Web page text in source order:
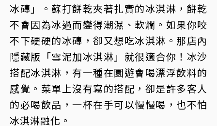
冰磚」。蘇打餅乾夾著扎實的冰淇淋，餅乾
不會因為冰過而變得潮濕、軟爛。如果你咬
不下硬硬的冰磚，卻又想吃冰淇淋。那店內
隱藏版「雪泥加冰淇淋」就很適合你！冰沙
搭配冰淇淋，有一種在園遊會喝漂浮飲料的
感覺。菜單上沒有寫的搭配，卻是許多客人
的必喝飲品，一杯在手可以慢慢喝，也不怕
冰淇淋融化。